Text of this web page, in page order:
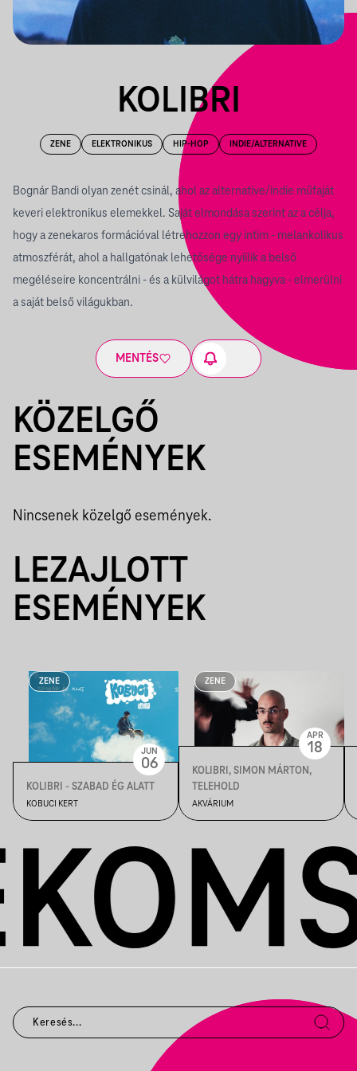
KOLIBRI
ZENE ELEKTRONIKUS HIP-HOP INDIE/ALTERNATIVE
Bognár Bandi olyan zenét csinál, ahol az alternative/indie műfaját
keveri elektronikus elemekkel. Saját elmondása szerint az a célja,
hogy a zenekaros formációval létrehozzon egy intim - melankolikus
atmoszférát, ahol a hallgatónak lehetősége nyíilik a belső
megéléseire koncentrálni - és a külvilágot hátra hagyva - elmerülni
a saját belső világukban.
MENTÉS
KÖZELGŐ
ESEMÉNYEK
Nincsenek közelgő események.
LEZAJLOTT
ESEMÉNYEK
ZENE
KOLIBRI - SZABAD ÉG ALATT
KOBUCI KERT
JUN
06
ZENE
KOLIBRI, SIMON MÁRTON,
TELEHOLD
AKVÁRIUM
APR
18